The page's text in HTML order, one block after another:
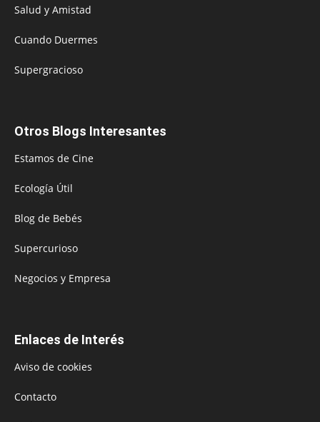
Salud y Amistad
Cuando Duermes
Supergracioso
Otros Blogs Interesantes
Estamos de Cine
Ecología Útil
Blog de Bebés
Supercurioso
Negocios y Empresa
Enlaces de Interés
Aviso de cookies
Contacto